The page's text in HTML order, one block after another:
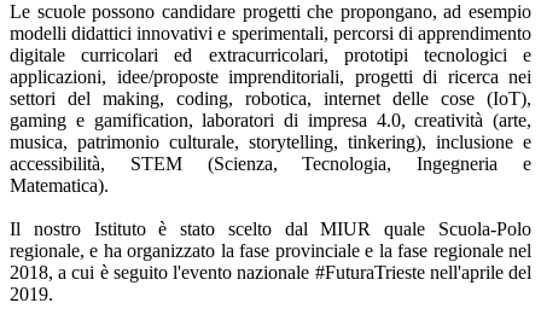
Le scuole possono candidare progetti che propongano, ad esempio
modelli didattici innovativi e sperimentali, percorsi di apprendimento
digitale curricolari ed extracurricolari, prototipi tecnologici e
applicazioni, idee/proposte imprenditoriali, progetti di ricerca nei
settori del making, coding, robotica, internet delle cose (IoT),
gaming e gamification, laboratori di impresa 4.0, creatività (arte,
musica, patrimonio culturale, storytelling, tinkering), inclusione e
accessibilità, STEM (Scienza, Tecnologia, Ingegneria e
Matematica).
Il nostro Istituto è stato scelto dal MIUR quale Scuola-Polo
regionale, e ha organizzato la fase provinciale e la fase regionale nel
2018, a cui è seguito l'evento nazionale #FuturaTrieste nell'aprile del
2019.